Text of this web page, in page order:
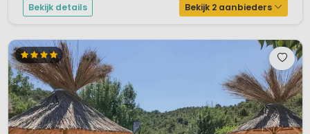
Bekijk details Bekijk 2 aanbieders